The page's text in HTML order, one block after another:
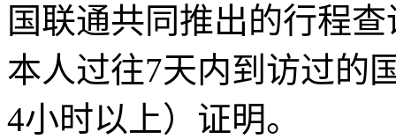
国联通共同推出的行程
本人过往7天内到访过的
4小时以上）证明。